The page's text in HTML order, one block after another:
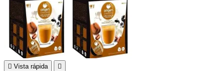
 Vista rápida 